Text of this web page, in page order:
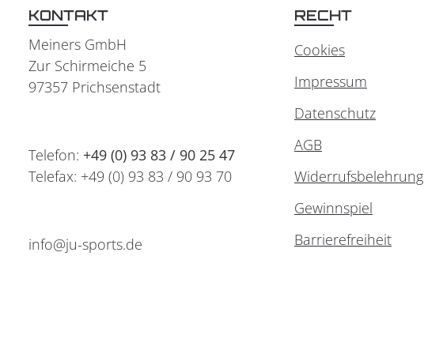
KONTAKT
Meiners GmbH
Zur Schirmeiche 5
97357 Prichsenstadt
Telefon: +49 (0) 93 83 / 90 25 47
Telefax: +49 (0) 93 83 / 90 93 70
info@ju-sports.de
RECHT
Cookies
Impressum
Datenschutz
AGB
Widerrufsbelehrung
Gewinnspiel
Barrierefreiheit